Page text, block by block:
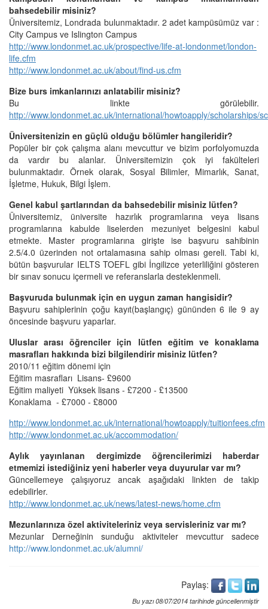
bahsedebilir misiniz?
Üniversitemiz, Londrada bulunmaktadır. 2 adet kampüsümüz var :
City Campus ve Islington Campus
http://www.londonmet.ac.uk/prospective/life-at-londonmet/london-
life.cfm
http://www.londonmet.ac.uk/about/find-us.cfm
Bize burs imkanlarınızı anlatabilir misiniz?
Bu linkte görülebilir.
http://www.londonmet.ac.uk/international/howtoapply/scholarships/
Üniversitenizin en güçlü olduğu bölümler hangileridir?
Popüler bir çok çalışma alanı mevcuttur ve bizim porfolyomuzda
da vardır bu alanlar. Üniversitemizin çok iyi fakülteleri
bulunmaktadır. Örnek olarak, Sosyal Bilimler, Mimarlık, Sanat,
İşletme, Hukuk, Bilgi İşlem.
Genel kabul şartlarından da bahsedebilir misiniz lütfen?
Üniversitemiz, üniversite hazırlık programlarına veya lisans
programlarına kabulde liselerden mezuniyet belgesini kabul
etmekte. Master programlarına girişte ise başvuru sahibinin
2.5/4.0 üzerinden not ortalamasına sahip olması gereli. Tabi ki,
bütün başvurular IELTS TOEFL gibi İngilizce yeterliliğini gösteren
bir sınav sonucu içermeli ve referanslarla desteklenmeli.
Başvuruda bulunmak için en uygun zaman hangisidir?
Başvuru sahiplerinin çoğu kayıt(başlangıç) gününden 6 ile 9 ay
öncesinde başvuru yaparlar.
Uluslar arası öğrenciler için lütfen eğitim ve konaklama
masrafları hakkında bizi bilgilendirir misiniz lütfen?
2010/11 eğitim dönemi için
Eğitim masrafları Lisans- £9600
Eğitim maliyeti Yüksek lisans - £7200 - £13500
Konaklama - £7000 - £8000
http://www.londonmet.ac.uk/international/howtoapply/tuitionfees.cfm
http://www.londonmet.ac.uk/accommodation/
Aylık yayınlanan dergimizde öğrencilerimizi haberdar
etmemizi istediğiniz yeni haberler veya duyurular var mı?
Güncellemeye çalışıyoruz ancak aşağıdaki linkten de takip
edebilirler.
http://www.londonmet.ac.uk/news/latest-news/home.cfm
Mezunlarınıza özel aktiviteleriniz veya servisleriniz var mı?
Mezunlar Derneğinin sunduğu aktiviteler mevcuttur sadece
http://www.londonmet.ac.uk/alumni/
Paylaş:
Bu yazı 08/07/2014 tarihinde güncellenmiştir